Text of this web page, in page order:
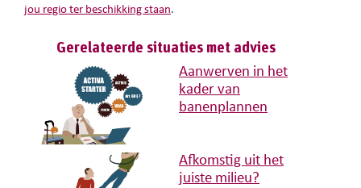
jou regio ter beschikking staan.
Gerelateerde situaties met advies
Aanwerven in het
kader van
banenplannen
Afkomstig uit het
juiste milieu?